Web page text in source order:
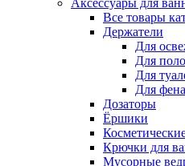
Аксессуары для
Все товары
Держатели
Для
Для
Для
Для фена
Дозаторы
Ёршики
Крючки для
Мусорные